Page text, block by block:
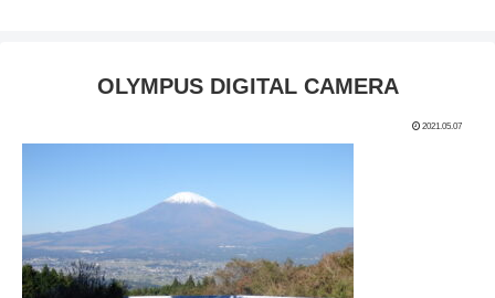
OLYMPUS DIGITAL CAMERA
2021.05.07